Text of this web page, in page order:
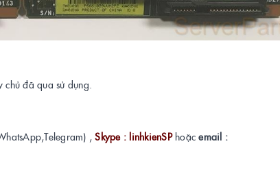
đã qua sử dụng.
,Skype : linhkienSPhoặcemail :